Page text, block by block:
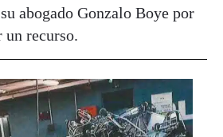
abogado Gonzalo Boye por
un recurso.